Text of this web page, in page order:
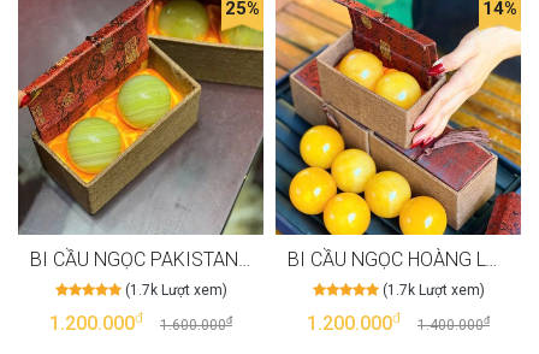
25%
BI CẦU NGỌC PAKISTAN LĂN TAY GIÚP GIẢM ĐAU KHỚP T3064
(1.7k Lượt xem)
1.200.000đ 1.600.000đ
14%
BI CẦU NGỌC HOÀNG LONG LĂN TAY TỐT CHO SỨC KHOẺ
(1.7k Lượt xem)
1.200.000đ 1.400.000đ